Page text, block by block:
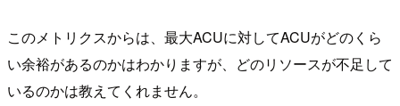
このメトリクスからは、最大ACUに対してACUがどのくら
い余裕があるのかはわかりますが、どのリソースが不足して
いるのかは教えてくれません。